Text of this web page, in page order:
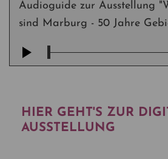
Audioguide zur Ausstellung
sind Marburg - 50 Jahre
HIER GEHT'S ZUR
AUSSTELLUNG